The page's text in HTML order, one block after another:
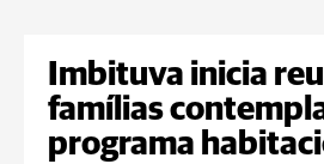
Imbituva inicia
famílias
programa